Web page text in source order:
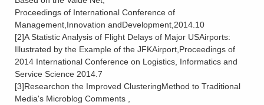
Proceedings of International Conference of
Management,Innovation andDevelopment,2014.10
[2]A Statistic Analysis of Flight Delays of Major USAirports:
Illustrated by the Example of the JFKAirport,Proceedings of
2014 International Conference on Logistics, Informatics and
Service Science 2014.7
[3]Researchon the Improved ClusteringMethod to Traditional
Media's Microblog Comments ,